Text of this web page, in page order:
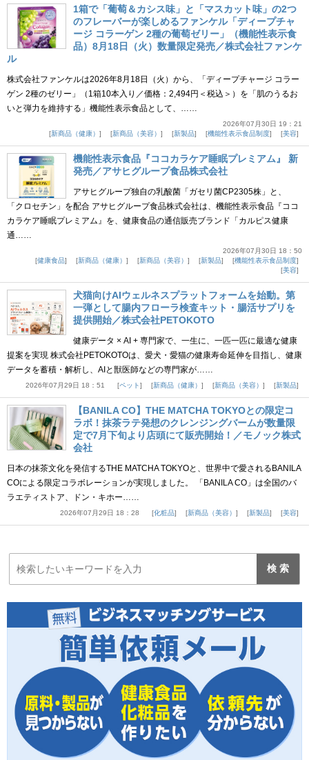
1箱で「葡萄＆カシス味」と「マスカット味」の2つ
のフレーバーが楽しめるファンケル「ディープチャ
ージ コラーゲン 2種の葡萄ゼリー」（機能性表示食
品）8月18日（火）数量限定発売／株式会社ファンケ
ル
株式会社ファンケルは2026年8月18日（火）から、「ディープチャージ コラー
ゲン 2種のゼリー」（1箱10本入り／価格：2,494円＜税込＞）を「肌のうるお
いと弾力を維持する」機能性表示食品として、……
2026年07月30日 19：21
新商品（健康）
新商品（美容） 新製品 機能性表示食品制度 美容
機能性表示食品『ココカラケア睡眠プレミアム』 新
発売／アサヒグループ食品株式会社
アサヒグループ独自の乳酸菌「ガセリ菌CP2305株」と、
「クロセチン」を配合 アサヒグループ食品株式会社は、機能性表示食品『ココ
カラケア睡眠プレミアム』を、健康食品の通信販売ブランド「カルピス健康
通……
2026年07月30日 18：50
健康食品
新商品（健康） 新商品（美容） 新製品
機能性表示食品制度
美容
犬猫向けAIウェルネスプラットフォームを始動。第
一弾として腸内フローラ検査キット・腸活サプリを
提供開始／株式会社PETOKOTO
健康データ × AI + 専門家で、一生に、一匹一匹に最適な健康
提案を実現 株式会社PETOKOTOは、愛犬・愛猫の健康寿命延伸を目指し、健康
データを蓄積・解析し、AIと獣医師などの専門家が……
2026年07月29日 18：51 ペット 新商品（健康） 新商品（美容） 新製品
【BANILA CO】THE MATCHA TOKYOとの限定コ
ラボ！抹茶ラテ発想のクレンジングバームが数量限
定で7月下旬より店頭にて販売開始！／モノック株式
会社
日本の抹茶文化を発信するTHE MATCHA TOKYOと、世界中で愛されるBANILA
COによる限定コラボレーションが実現しました。 「BANILA CO」は全国のバ
ラエティストア、ドン・キホー……
2026年07月29日 18：28 化粧品 新商品（美容） 新製品 美容